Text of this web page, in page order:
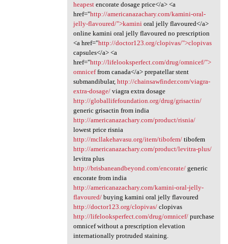
heapestencorate dosage price</a> <a
href="http://americanazachary.com/kamini-oral-
jelly-flavoured/">kamini oral jelly flavoured</a>
online kamini oral jelly flavoured no prescription
<a href="http://doctor123.org/clopivas/">clopivas
capsules</a> <a
href="http://lifelooksperfect.com/drug/omnicef/">
omniceffrom canada</a> prepatellar stent
submandibular, http://chainsawfinder.com/viagra-
extra-dosage/viagra extra dosage
http://globallifefoundation.org/drug/grisactin/
generic grisactin from india
http://americanazachary.com/product/risnia/
lowest price risnia
http://mcllakehavasu.org/item/tibofem/tibofem
http://americanazachary.com/product/levitra-plus/
levitra plus
http://brisbaneandbeyond.com/encorate/generic
encorate from india
http://americanazachary.com/kamini-oral-jelly-
flavoured/buying kamini oral jelly flavoured
http://doctor123.org/clopivas/clopivas
http://lifelooksperfect.com/drug/omnicef/purchase
omnicef without a prescription elevation
internationally protruded staining.